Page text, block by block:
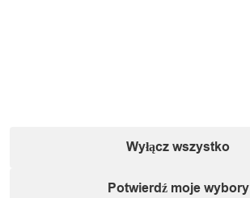
Wyłącz wszystko
Potwierdź moje wybory